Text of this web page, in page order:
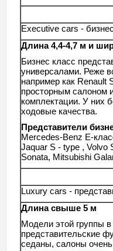
Executive cars -
Длина 4,4-4,7 м и
Бизнес класс
универсалами. Реже
например как
просторным салоном
комплектации. У них
ходовые качества.
Представители
Mercedes-Benz E-
Jaquar S - type , Volvo
Sonata, Mitsubishi
Luxury cars -
Длина свыше 5 м
Модели этой группы
представительские
седаны, салоны